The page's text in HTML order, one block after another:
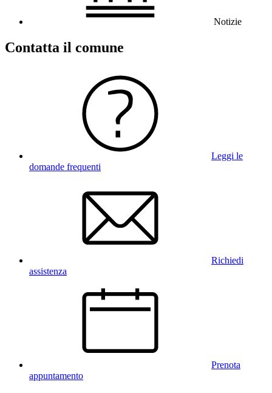
Notizie
Contatta il comune
Leggi le
domande frequenti
Richiedi
assistenza
Prenota
appuntamento